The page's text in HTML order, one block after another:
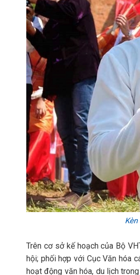
Trên cơ sở kế hoạch của Bộ
hội; phối hợp với Cục Văn hóa
hoạt động văn hóa, du lịch